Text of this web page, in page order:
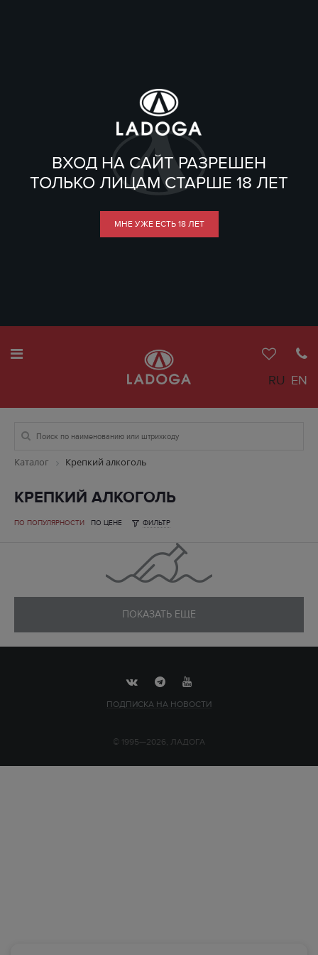
ВХОД НА САЙТ РАЗРЕШЕН
ТОЛЬКО ЛИЦАМ СТАРШЕ 18 ЛЕТ
МНЕ УЖЕ ЕСТЬ 18 ЛЕТ
RU EN
Каталог Крепкий алкоголь
КРЕПКИЙ АЛКОГОЛЬ
ПО ПОПУЛЯРНОСТИ ПО ЦЕНЕ ФИЛЬТР
ПОКАЗАТЬ ЕЩЕ
ПОДПИСКА НА НОВОСТИ
© 1995—2026, ЛАДОГА